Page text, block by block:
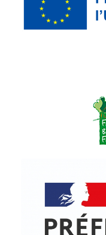
© Copyright -
Actualités
Politique de confidentialité